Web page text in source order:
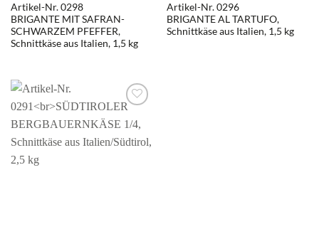
Artikel-Nr. 0298
BRIGANTE MIT SAFRAN-
SCHWARZEM PFEFFER,
Schnittkäse aus Italien, 1,5 kg
Artikel-Nr. 0296
BRIGANTE AL TARTUFO,
Schnittkäse aus Italien, 1,5 kg